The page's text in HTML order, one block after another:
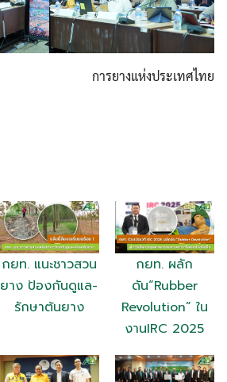
การยางแห่งประเทศไทย
กยท. แนะชาวสวน
ยาง ป้องกันดูแล-
รักษาต้นยาง
กยท. ผลัก
ดัน“Rubber
Revolution” ใน
งานIRC 2025